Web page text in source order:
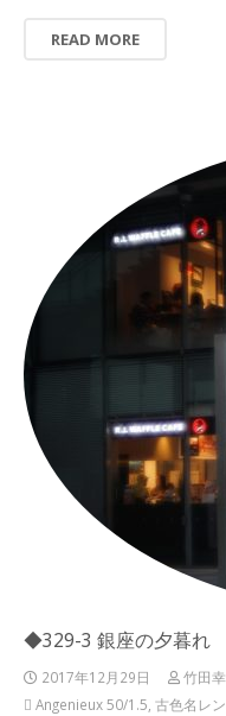
READ MORE
◆329-3 銀座の夕暮れ
2017年12月29日 竹田
Angenieux 50/1.5 古色名レ